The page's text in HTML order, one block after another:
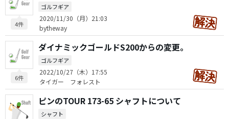
4件
ゴルフギア
2020/11/30（月）21:03
bytheway
6件
ダイナミックゴールドS200からの変更。
ゴルフギア
2022/10/27（木）17:55
タイガー フォレスト
ピンのTOUR 173-65 シャフトについて
シャフト